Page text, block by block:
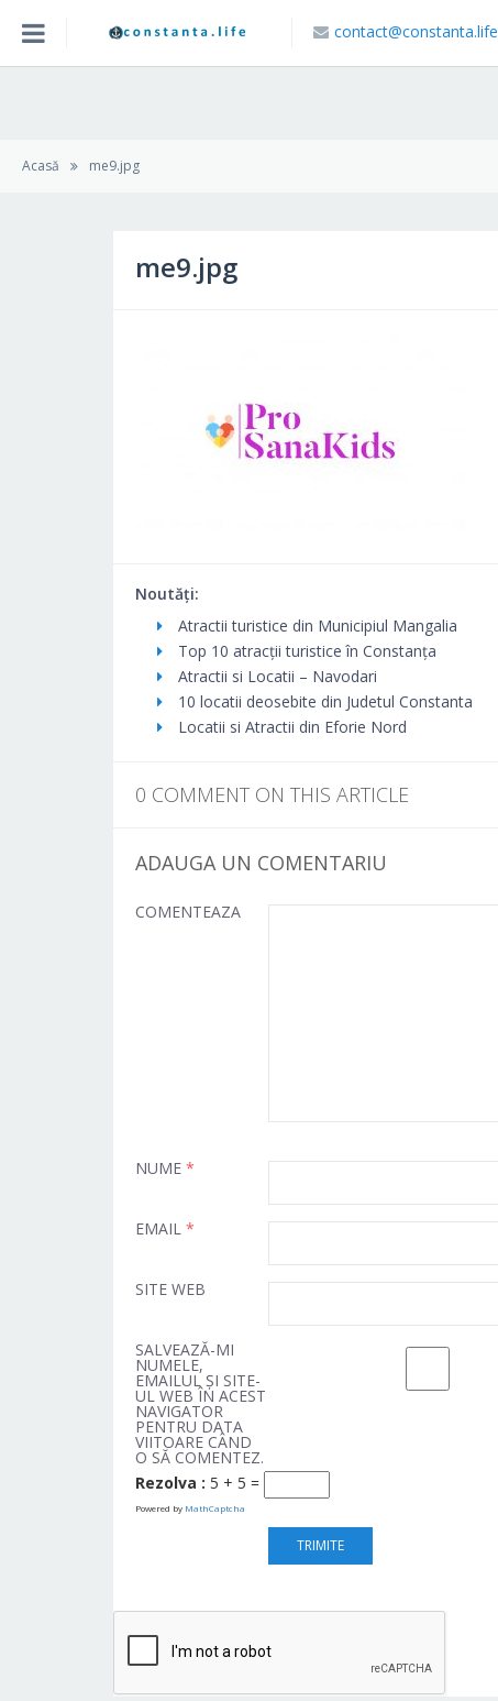
Blog
contact@constanta.life
Acasă me9.jpg
me9.jpg
Noutăți:
Atractii turistice din Municipiul Mangalia
Top 10 atracții turistice în Constanța
Atractii si Locatii – Navodari
10 locatii deosebite din Judetul Constanta
Locatii si Atractii din Eforie Nord
0 COMMENT ON THIS ARTICLE
ADAUGA UN COMENTARIU
COMENTEAZA
NUME *
EMAIL *
SITE WEB
SALVEAZĂ-MI
NUMELE,
EMAILUL ȘI SITE-
UL WEB ÎN ACEST
NAVIGATOR
PENTRU DATA
VIITOARE CÂND
O SĂ COMENTEZ.
Rezolva : 5 + 5 =
Powered by MathCaptcha